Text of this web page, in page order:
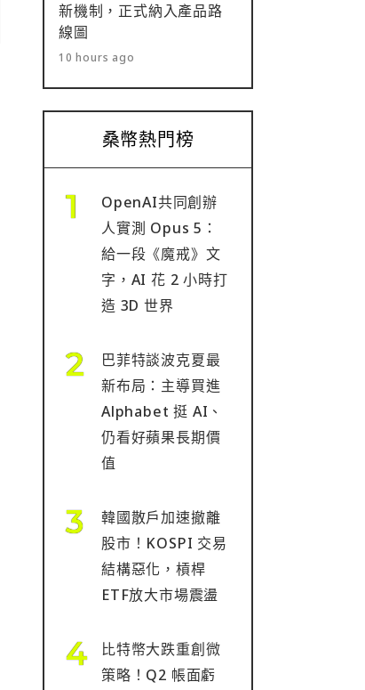
新機制，正式納入產品路
線圖
10 hours ago
桑幣熱門榜
OpenAI共同創辦
人實測 Opus 5：
給一段《魔戒》文
字，AI 花 2 小時打
造 3D 世界
巴菲特談波克夏最
新布局：主導買進
Alphabet 挺 AI、
仍看好蘋果長期價
值
韓國散戶加速撤離
股市！KOSPI 交易
結構惡化，槓桿
ETF放大市場震盪
比特幣大跌重創微
策略！Q2 帳面虧